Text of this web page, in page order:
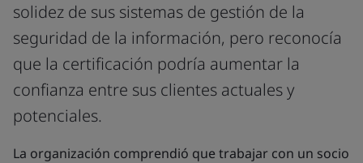
solidez de sus sistemas de gestión de la
seguridad de la información, pero reconocía
que la certificación podría aumentar la
confianza entre sus clientes actuales y
potenciales.
La organización comprendió que trabajar con un socio